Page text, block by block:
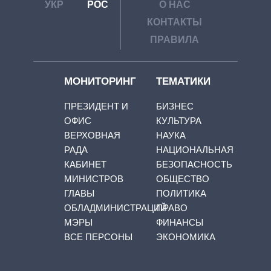
УКР РОС
О НАС
КОНТАКТЫ
ПРАВИЛА
МОНИТОРИНГ
ПРЕЗИДЕНТ И
ОФИС
ВЕРХОВНАЯ
РАДА
КАБИНЕТ
МИНИСТРОВ
ГЛАВЫ
ОБЛАДМИНИСТРАЦИЙ
МЭРЫ
ВСЕ ПЕРСОНЫ
ТЕМАТИКИ
БИЗНЕС
КУЛЬТУРА
НАУКА
НАЦИОНАЛЬНАЯ
БЕЗОПАСНОСТЬ
ОБЩЕСТВО
ПОЛИТИКА
ПРАВО
ФИНАНСЫ
ЭКОНОМИКА